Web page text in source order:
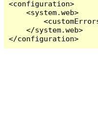
<configuration>
    <system.web>
    </system.web>
</configuration>